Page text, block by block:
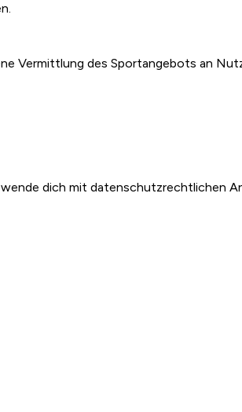
Vermittlung des Sportangebots an
dich mit datenschutzrechtlichen